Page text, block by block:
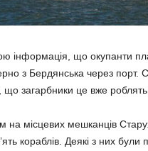
інформація, що окупанти
з Бердянська через порт.
що загарбники це вже роблять.
на місцевих мешканців
кораблів. Деякі з них були